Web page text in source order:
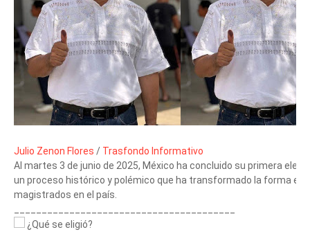
Julio Zenon Flores / Trasfondo Informativo
Al martes 3 de junio de 2025, México ha concluido su primera
un proceso histórico y polémico que ha transformado la forma en
magistrados en el país.
¿Qué se eligió?